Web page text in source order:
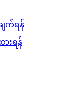
ျက်ရန်
းရန်